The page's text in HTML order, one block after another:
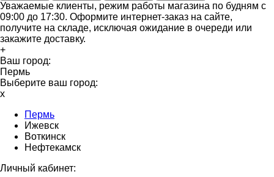
Уважаемые клиенты, режим работы магазина по будням с
09:00 до 17:30. Оформите интернет-заказ на сайте,
получите на складе, исключая ожидание в очереди или
закажите доставку.
+
Ваш город:
Пермь
Выберите ваш город:
x
Пермь
Ижевск
Воткинск
Нефтекамск
Личный кабинет: